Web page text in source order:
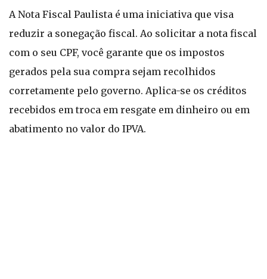
A Nota Fiscal Paulista é uma iniciativa que visa
reduzir a sonegação fiscal. Ao solicitar a nota fiscal
com o seu CPF, você garante que os impostos
gerados pela sua compra sejam recolhidos
corretamente pelo governo. Aplica-se os créditos
recebidos em troca em resgate em dinheiro ou em
abatimento no valor do IPVA.